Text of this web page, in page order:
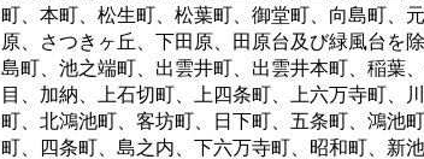
町、本町、松生町、松葉町、御堂町、向島町、
原、さつきヶ丘、下田原、田原台及び緑風台を
島町、池之端町、出雲井町、出雲井本町、稲葉
目、加納、上石切町、上四条町、上六万寺町、
町、北鴻池町、客坊町、日下町、五条町、鴻池
町、四条町、島之内、下六万寺町、昭和町、新